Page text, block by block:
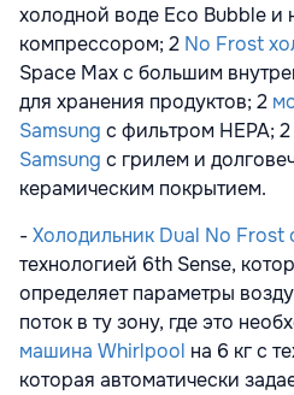
холодной воде Eco Bubble
компрессором; 2 No Frost
Space Max с большим
для хранения продуктов; 2
Samsung с фильтром HEPA; 2
Samsung с грилем и
керамическим покрытием.
-Холодильник Dual No Frost
технологией 6th Sense,
определяет параметры
поток в ту зону, где это
машина Whirlpool на 6 кг с
которая автоматически